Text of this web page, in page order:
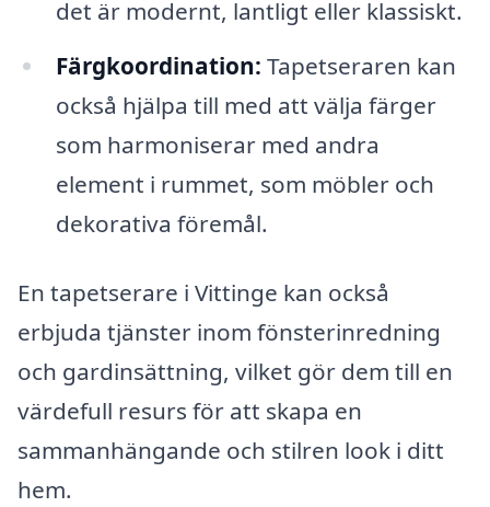
det är modernt, lantligt eller klassiskt.
Färgkoordination: Tapetseraren kan
också hjälpa till med att välja färger
som harmoniserar med andra
element i rummet, som möbler och
dekorativa föremål.
En tapetserare i Vittinge kan också
erbjuda tjänster inom fönsterinredning
och gardinsättning, vilket gör dem till en
värdefull resurs för att skapa en
sammanhängande och stilren look i ditt
hem.